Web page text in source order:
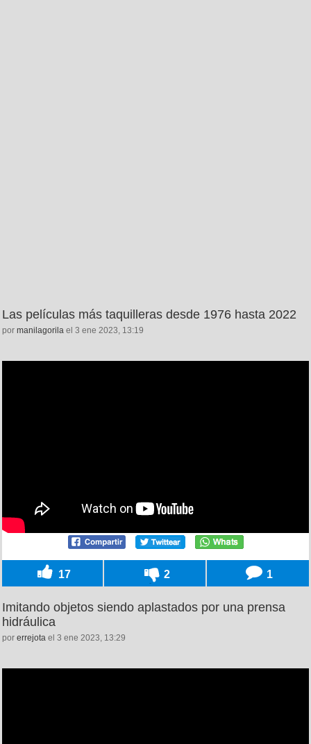
Las películas más taquilleras desde 1976 hasta 2022
por manilagorila el 3 ene 2023, 13:19
17 2 1
Imitando objetos siendo aplastados por una prensa
hidráulica
por errejota el 3 ene 2023, 13:29